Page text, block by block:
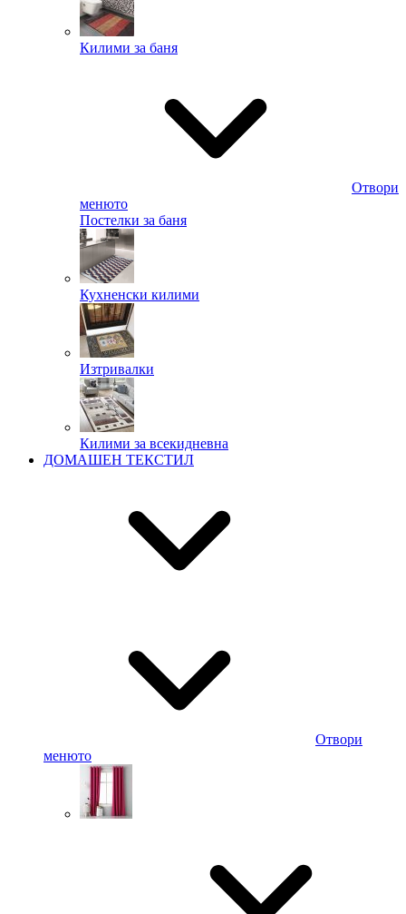
Килими за баня
Отвори
менюто
Постелки за баня
Кухненски килими
Изтривалки
Килими за всекидневна
ДОМАШЕН ТЕКСТИЛ
Отвори
менюто